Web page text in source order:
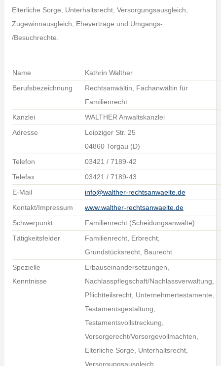
Elterliche Sorge, Unterhaltsrecht, Versorgungsausgleich,
Zugewinnausgleich, Eheverträge und Umgangs-
/Besuchrechte.
Name
Kathrin Walther
Berufsbezeichnung
Rechtsanwältin, Fachanwältin für
Familienrecht
Kanzlei
WALTHER Anwaltskanzlei
Adresse
Leipziger Str. 25
04860 Torgau (D)
Telefon
03421 / 7189-42
Telefax
03421 / 7189-43
E-Mail
info@walther-rechtsanwaelte.de
Kontakt/Impressum
www.walther-rechtsanwaelte.de
Schwerpunkt
Familienrecht (Scheidungsanwälte)
Tätigkeitsfelder
Familienrecht, Erbrecht,
Grundstücksrecht, Baurecht
Spezielle
Kenntnisse
Erbauseinandersetzungen,
Nachlasspflegschaft/Nachlassverwaltung,
Pflichtteilsrecht, Unternehmertestamente,
Testamentsgestaltung,
Testamentsvollstreckung,
Vorsorgerecht/Vorsorgevollmachten,
Elterliche Sorge, Unterhaltsrecht,
Versorgungsausgleich,